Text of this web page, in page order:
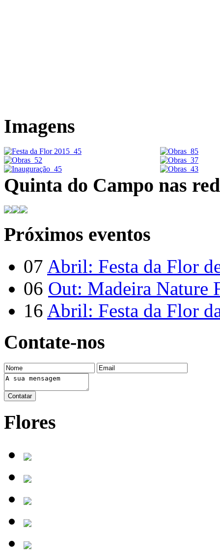
Imagens
Quinta do Campo nas
Próximos eventos
07 Abril: Festa da Flor
06 Out: Madeira Nature
16 Abril: Festa da Flor
Contate-nos
Flores